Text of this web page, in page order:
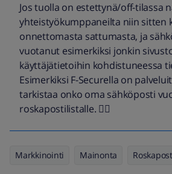
Jos tuolla on estettynä/off-tilassa
yhteistyökumppaneilta niin sitten
onnettomasta sattumasta, ja
vuotanut esimerkiksi jonkin
käyttäjätietoihin kohdistuneessa
Esimerkiksi F-Securella on
tarkistaa onko oma sähköposti
roskapostilistalle. 👍🏼
Markkinointi Mainonta